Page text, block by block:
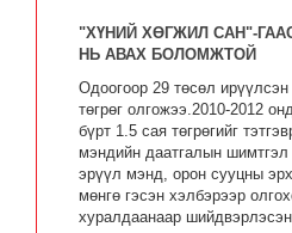
"ХҮНИЙ ХӨГЖИЛ САН"-
НЬ АВАХ БОЛОМЖТОЙ
Одоогоор 29 төсөл
төгрөг олгожээ.2010-2012
бүрт 1.5 сая төгрөгийг
мэндийн даатгалын
эрүүл мэнд, орон сууцны
мөнгө гэсэн хэлбэрээр
хуралдаанаар